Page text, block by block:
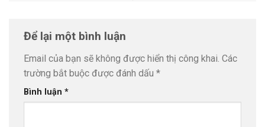
Để lại một bình luận
Email của bạn sẽ không được hiển thị công khai. Các
trường bắt buộc được đánh dấu *
Bình luận *